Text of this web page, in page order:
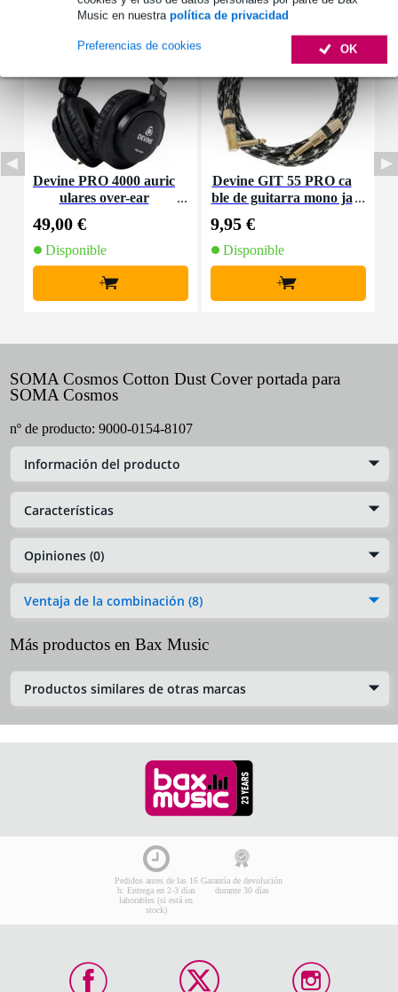
Music en nuestra política de privacidad
OK
Preferencias de cookies
Devine PRO 4000 auric
ulares over-ear
49,00 €
Disponible
+
Devine GIT 55 PRO ca
ble de guitarra mono ja
9,95 €
Disponible
+
SOMA Cosmos Cotton Dust Cover portada para
SOMA Cosmos
nº de producto: 9000-0154-8107
Información del producto
Características
Opiniones (0)
Ventaja de la combinación (8)
Más productos en Bax Music
Productos similares de otras marcas
Pedidos antes de las 16
h: Entrega en 2-3 días
laborables (si está en
stock)
Garantía de devolución
durante 30 días